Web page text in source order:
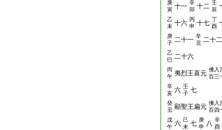
庚
寅 十一 辛
卯 十二 壬
辰
乙
未 十六 丙
申 十七 丁
酉
庚
子 二十一 辛
丑 二十二
乙
巳 二十六
丙
午 夷烈王喜元 佛入
百三
辛
亥 六 壬
子 七
癸
丑 顯聖王扁元 佛入
百四
戊
午 六 己
未 七 庚
申 八 辛
酉